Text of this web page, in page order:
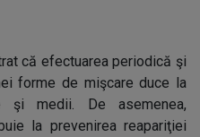
că efectuarea periodică şi
forme de mişcare duce la
şi medii. De asemenea,
la prevenirea reapariţiei